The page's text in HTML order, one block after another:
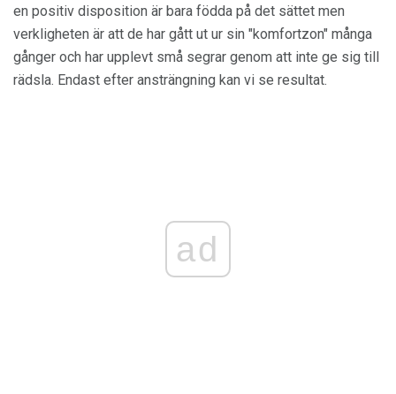
en positiv disposition är bara födda på det sättet men
verkligheten är att de har gått ut ur sin "komfortzon" många
gånger och har upplevt små segrar genom att inte ge sig till
rädsla. Endast efter ansträngning kan vi se resultat.
ad